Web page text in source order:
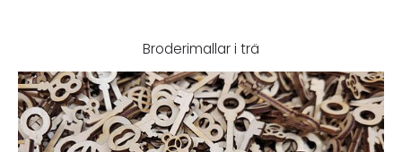
Broderimallar i trä